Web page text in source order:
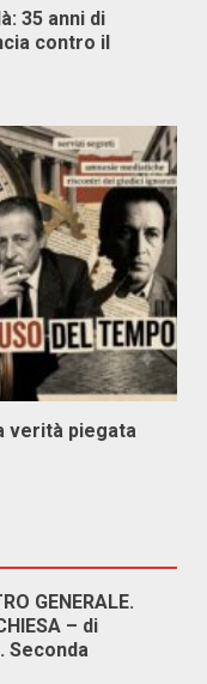
35 anni di
contro il
verità piegata
GENERALE.
– di
Seconda